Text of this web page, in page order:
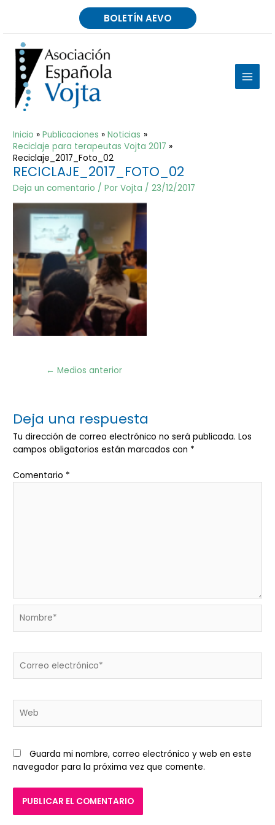
BOLETÍN AEVO
MAIN
Inicio Publicaciones
Noticias
Reciclaje para terapeutas Vojta 2017
Reciclaje_2017_Foto_02
RECICLAJE_2017_FOTO_02
Deja un comentario / PorVojta /23/12/2017
Navegación
← Medios anterior
Deja una respuesta
Tu dirección de correo electrónico no será publicada. Los
campos obligatorios están marcados con *
Comentario *
electrónico*
Guarda mi nombre, correo electrónico y web en este
navegador para la próxima vez que comente.